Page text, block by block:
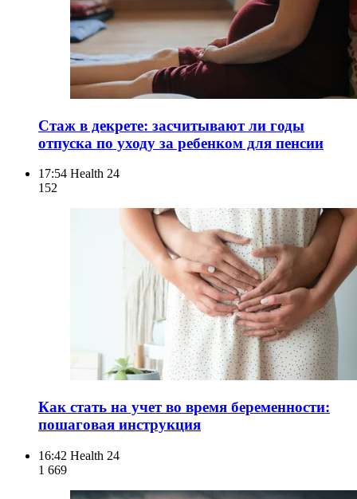
Стаж в декрете: засчитывают ли годы
отпуска по уходу за ребенком для пенсии
17:54 Health 24
152
Как стать на учет во время беременности:
пошаговая инструкция
16:42 Health 24
1 669